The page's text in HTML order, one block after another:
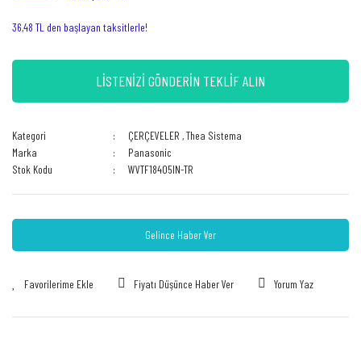
36,48 TL den başlayan taksitlerle!
LİSTENİZİ GÖNDERİN TEKLİF ALIN
Kategori ÇERÇEVELER ,Thea Sistema
Marka
Panasonic
Stok Kodu
WVTF18405IN-TR
Gelince Haber Ver
Fiyatı Düşünce Haber Ver Yorum Yaz